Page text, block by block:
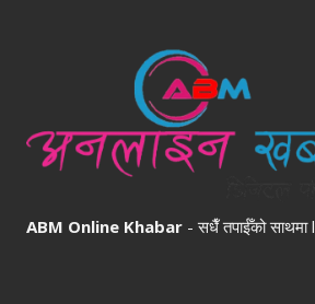
ABM Online Khabar - सधैँ तपाईँको साथमा l